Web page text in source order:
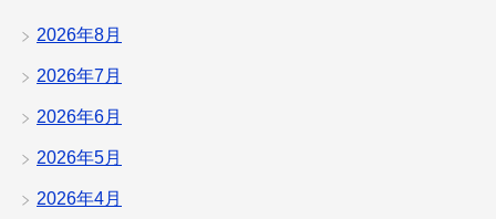
2026年8月
2026年7月
2026年6月
2026年5月
2026年4月